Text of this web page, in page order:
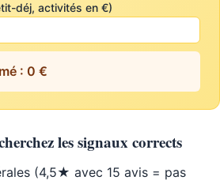
déj, activités en €)
: 0 €
les signaux corrects
(4,5★ avec 15 avis = pas